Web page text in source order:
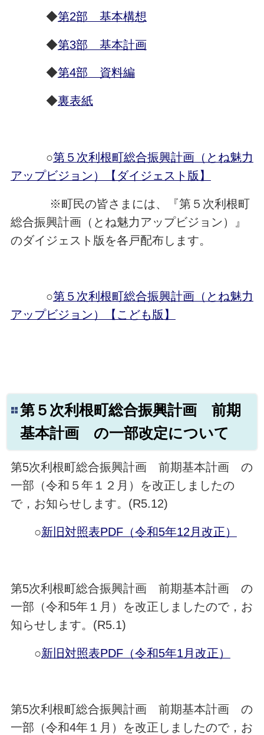
◆第2部 基本構想
◆第3部 基本計画
◆第4部 資料編
◆裏表紙
○第５次利根町総合振興計画（とね魅力
アップビジョン）【ダイジェスト版】
※町民の皆さまには、『第５次利根町
総合振興計画（とね魅力アップビジョン）』
のダイジェスト版を各戸配布します。
○第５次利根町総合振興計画（とね魅力
アップビジョン）【こども版】
第５次利根町総合振興計画 前期
基本計画 の一部改定について
第5次利根町総合振興計画 前期基本計画 の
一部（令和５年１２月）を改正しましたの
で，お知らせします。(R5.12)
○新旧対照表PDF（令和5年12月改正）
第5次利根町総合振興計画 前期基本計画 の
一部（令和5年１月）を改正しましたので，お
知らせします。(R5.1)
○新旧対照表PDF（令和5年1月改正）
第5次利根町総合振興計画 前期基本計画 の
一部（令和4年１月）を改正しましたので，お